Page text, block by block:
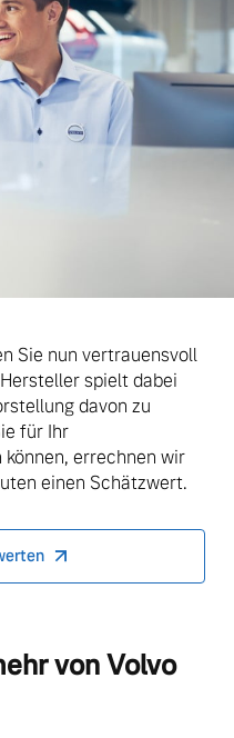
Sie nun vertrauensvoll
spielt dabei
davon zu
für Ihr
errechnen wir
einen Schätzwert.
von Volvo